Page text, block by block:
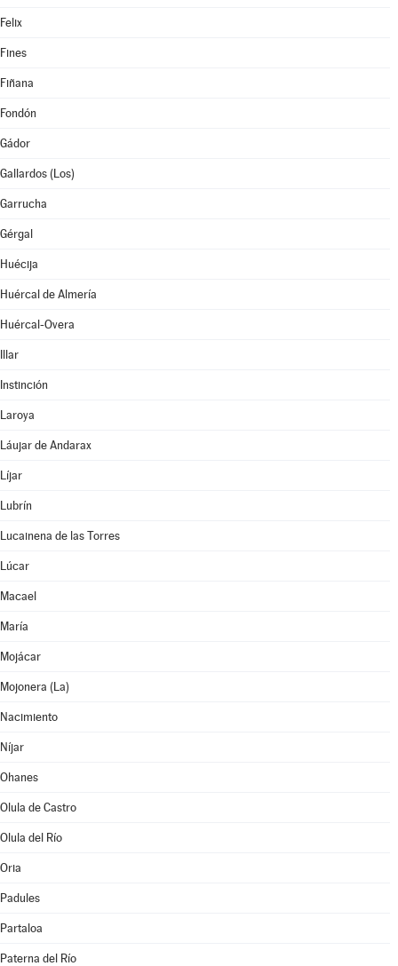
Felix
Fines
Fiñana
Fondón
Gádor
Gallardos (Los)
Garrucha
Gérgal
Huécija
Huércal de Almería
Huércal-Overa
Illar
Instinción
Laroya
Láujar de Andarax
Líjar
Lubrín
Lucainena de las Torres
Lúcar
Macael
María
Mojácar
Mojonera (La)
Nacimiento
Níjar
Ohanes
Olula de Castro
Olula del Río
Oria
Padules
Partaloa
Paterna del Río